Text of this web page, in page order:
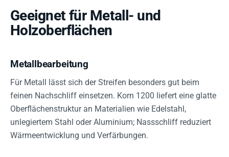
Geeignet für Metall- und
Holzoberflächen
Metallbearbeitung
Für Metall lässt sich der Streifen besonders gut beim
feinen Nachschliff einsetzen. Korn 1200 liefert eine glatte
Oberflächenstruktur an Materialien wie Edelstahl,
unlegiertem Stahl oder Aluminium; Nassschliff reduziert
Wärmeentwicklung und Verfärbungen.